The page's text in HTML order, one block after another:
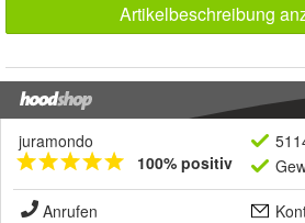
Artikelbeschreibung
juramondo
100% positiv
Anrufen